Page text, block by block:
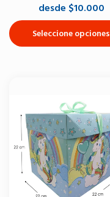
desde $10.000
Seleccione opciones